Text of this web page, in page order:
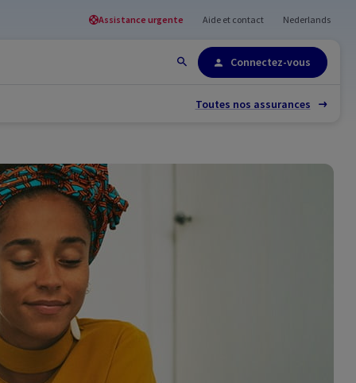
Assistance urgente Aide et contact Nederlands
Connectez-vous
Toutes nos assurances